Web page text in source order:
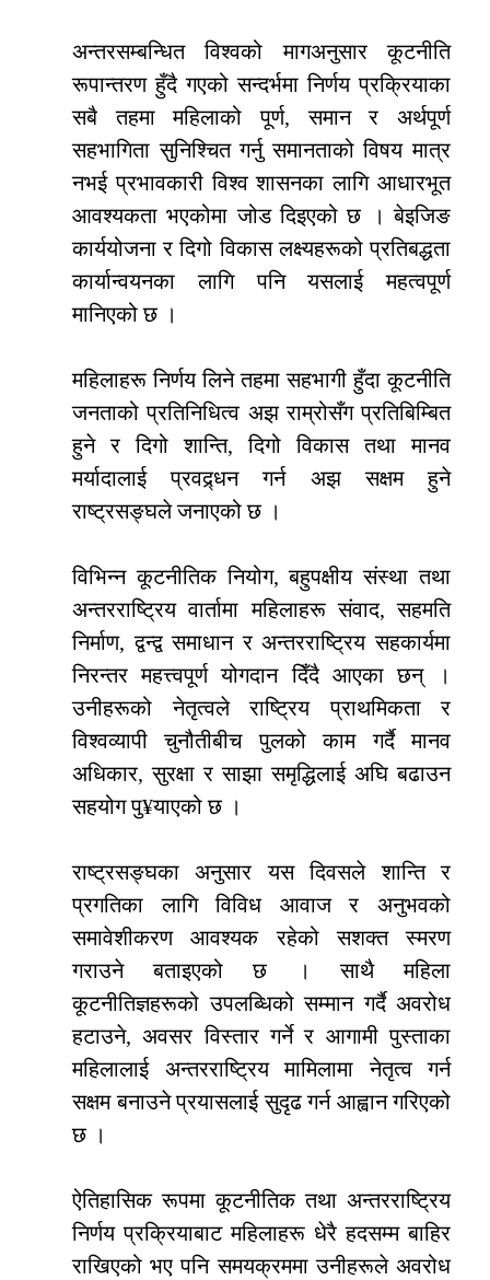
अन्तरसम्बन्धित विश्वको मागअनुसार कूटनीति
रूपान्तरण हुँदै गएको सन्दर्भमा निर्णय प्रक्रियाका
सबै तहमा महिलाको पूर्ण, समान र अर्थपूर्ण
सहभागिता सुनिश्चित गर्नु समानताको विषय मात्र
नभई प्रभावकारी विश्व शासनका लागि आधारभूत
आवश्यकता भएकोमा जोड दिइएको छ । बेइजिङ
कार्ययोजना र दिगो विकास लक्ष्यहरूको प्रतिबद्धता
कार्यान्वयनका लागि पनि यसलाई महत्वपूर्ण
मानिएको छ ।
महिलाहरू निर्णय लिने तहमा सहभागी हुँदा कूटनीति
जनताको प्रतिनिधित्व अझ राम्रोसँग प्रतिबिम्बित
हुने र दिगो शान्ति, दिगो विकास तथा मानव
मर्यादालाई प्रवद्र्धन गर्न अझ सक्षम हुने
राष्ट्रसङ्घले जनाएको छ ।
विभिन्न कूटनीतिक नियोग, बहुपक्षीय संस्था तथा
अन्तरराष्ट्रिय वार्तामा महिलाहरू संवाद, सहमति
निर्माण, द्वन्द्व समाधान र अन्तरराष्ट्रिय सहकार्यमा
निरन्तर महत्त्वपूर्ण योगदान दिँदै आएका छन् ।
उनीहरूको नेतृत्वले राष्ट्रिय प्राथमिकता र
विश्वव्यापी चुनौतीबीच पुलको काम गर्दै मानव
अधिकार, सुरक्षा र साझा समृद्धिलाई अघि बढाउन
सहयोग पु¥याएको छ ।
राष्ट्रसङ्घका अनुसार यस दिवसले शान्ति र
प्रगतिका लागि विविध आवाज र अनुभवको
समावेशीकरण आवश्यक रहेको सशक्त स्मरण
गराउने बताइएको छ । साथै महिला
कूटनीतिज्ञहरूको उपलब्धिको सम्मान गर्दै अवरोध
हटाउने, अवसर विस्तार गर्ने र आगामी पुस्ताका
महिलालाई अन्तरराष्ट्रिय मामिलामा नेतृत्व गर्न
सक्षम बनाउने प्रयासलाई सुदृढ गर्न आह्वान गरिएको
छ ।
ऐतिहासिक रूपमा कूटनीतिक तथा अन्तरराष्ट्रिय
निर्णय प्रक्रियाबाट महिलाहरू धेरै हदसम्म बाहिर
राखिएको भए पनि समयक्रममा उनीहरूले अवरोध